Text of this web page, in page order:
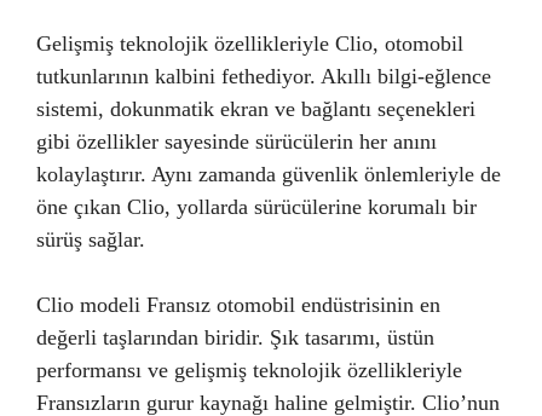
Gelişmiş teknolojik özellikleriyle Clio, otomobil
tutkunlarının kalbini fethediyor. Akıllı bilgi-eğlence
sistemi, dokunmatik ekran ve bağlantı seçenekleri
gibi özellikler sayesinde sürücülerin her anını
kolaylaştırır. Aynı zamanda güvenlik önlemleriyle de
öne çıkan Clio, yollarda sürücülerine korumalı bir
sürüş sağlar.
Clio modeli Fransız otomobil endüstrisinin en
değerli taşlarından biridir. Şık tasarımı, üstün
performansı ve gelişmiş teknolojik özellikleriyle
Fransızların gurur kaynağı haline gelmiştir. Clio’nun